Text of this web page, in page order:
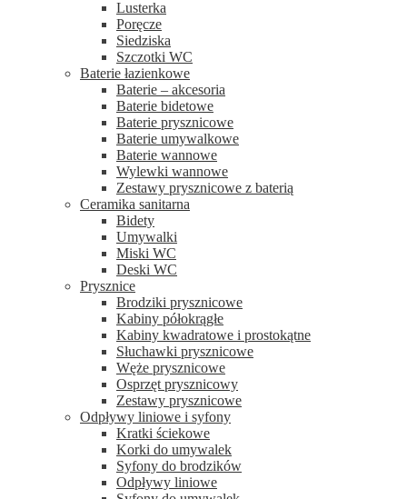
Lusterka
Poręcze
Siedziska
Szczotki WC
Baterie łazienkowe
Baterie – akcesoria
Baterie bidetowe
Baterie prysznicowe
Baterie umywalkowe
Baterie wannowe
Wylewki wannowe
Zestawy prysznicowe z baterią
Ceramika sanitarna
Bidety
Umywalki
Miski WC
Deski WC
Prysznice
Brodziki prysznicowe
Kabiny półokrągłe
Kabiny kwadratowe i prostokątne
Słuchawki prysznicowe
Węże prysznicowe
Osprzęt prysznicowy
Zestawy prysznicowe
Odpływy liniowe i syfony
Kratki ściekowe
Korki do umywalek
Syfony do brodzików
Odpływy liniowe